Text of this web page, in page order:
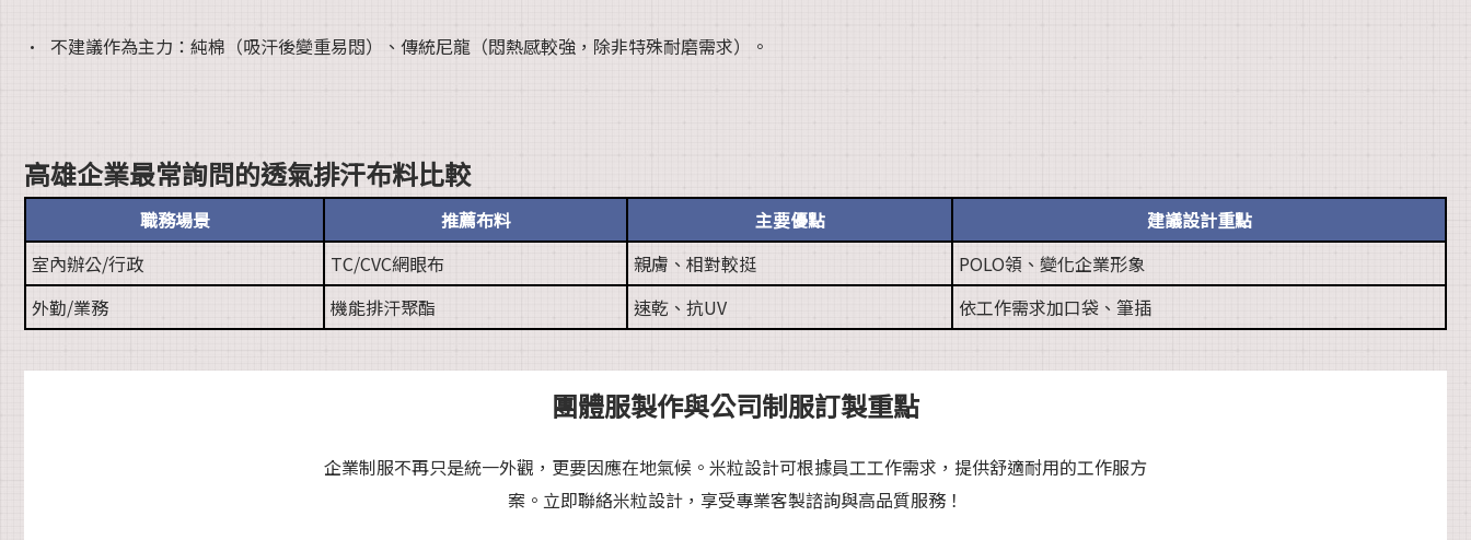
• 不建議作為主力：純棉（吸汗後變重易悶）、傳統尼龍（悶熱感較強，除非特殊耐磨需求）。
高雄企業最常詢問的透氣排汗布料比較
職務場景 推薦布料 主要優點
建議設計重點
室內辦公/行政
TC/CVC網眼布 親膚、相對較挺
POLO領、變化企業形象
外勤/業務
機能排汗聚酯 速乾、抗UV 依工作需求加口袋、筆插
團體服製作與公司制服訂製重點
企業制服不再只是統一外觀，更要因應在地氣候。米粒設計可根據員工工作需求，提供舒適耐用的工作服方
案。立即聯絡米粒設計，享受專業客製諮詢與高品質服務！